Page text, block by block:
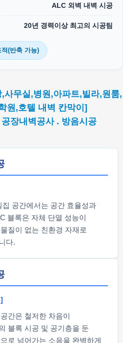
ALC 외벽 내벽 시공
20년 경력이상 최고의 시공팀
적(반축 가능)
무실,병원,아파트,빌라,원룸,
원,호텔 내벽 칸막이]
장내벽공사 . 방음시공
공간에서는 공간 효율성과
블록은 자체 단열 성능이
질이 없는 친환경 자재로
다.
간은 철저한 차음이
블록 시공 및 공기층을 둔
로 넘어가는 소음을 완벽하게